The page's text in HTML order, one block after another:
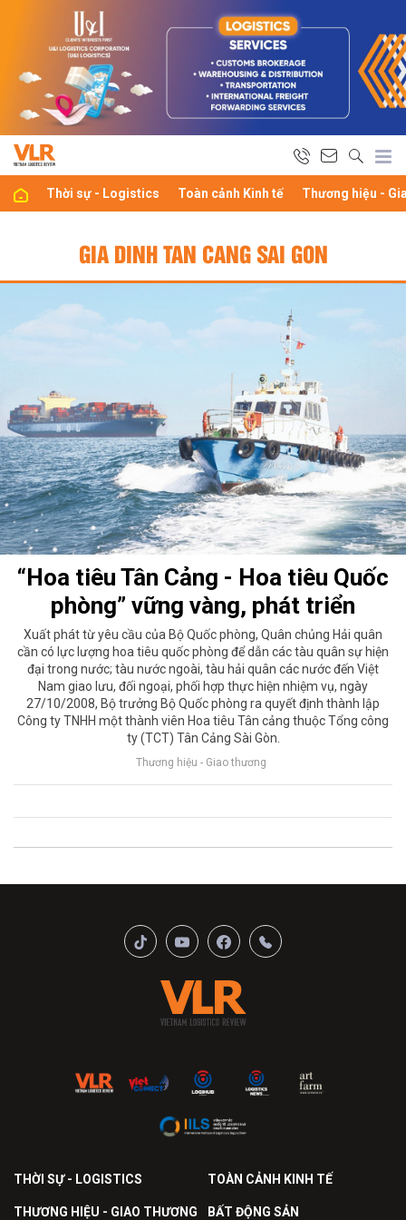
Thời sự - Logistics Toàn cảnh Kinh tế Thương hiệu -
GIA DINH TAN CANG SAI GON
“Hoa tiêu Tân Cảng - Hoa tiêu Quốc
phòng” vững vàng, phát triển
Xuất phát từ yêu cầu của Bộ Quốc phòng, Quân chủng Hải quân
cần có lực lượng hoa tiêu quốc phòng để dẫn các tàu quân sự hiện
đại trong nước; tàu nước ngoài, tàu hải quân các nước đến Việt
Nam giao lưu, đối ngoại, phối hợp thực hiện nhiệm vụ, ngày
27/10/2008, Bộ trưởng Bộ Quốc phòng ra quyết định thành lập
Công ty TNHH một thành viên Hoa tiêu Tân cảng thuộc Tổng công
ty (TCT) Tân Cảng Sài Gòn.
Thương hiệu - Giao thương
THỜI SỰ - LOGISTICS TOÀN CẢNH KINH TẾ
THƯƠNG HIỆU - GIAO THƯƠNG BẤT ĐỘNG SẢN